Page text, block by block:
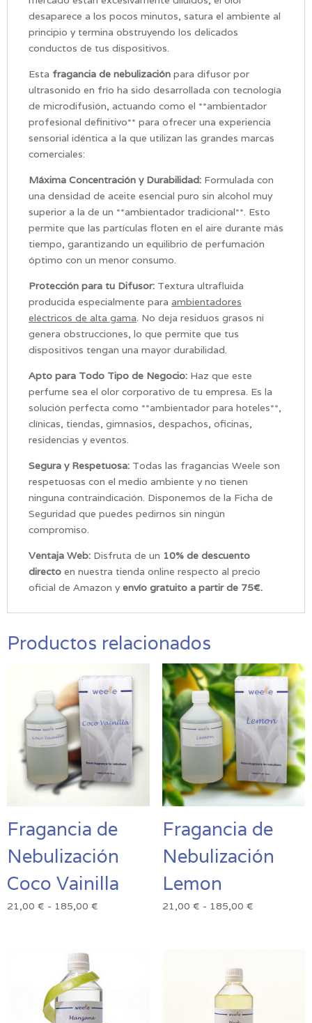
desaparece a los pocos minutos, satura el ambiente al
principio y termina obstruyendo los delicados
conductos de tus dispositivos.
Esta fragancia de nebulización para difusor por
ultrasonido en frío ha sido desarrollada con tecnología
de microdifusión, actuando como el **ambientador
profesional definitivo** para ofrecer una experiencia
sensorial idéntica a la que utilizan las grandes marcas
comerciales:
Máxima Concentración y Durabilidad: Formulada con
una densidad de aceite esencial puro sin alcohol muy
superior a la de un **ambientador tradicional**. Esto
permite que las partículas floten en el aire durante más
tiempo, garantizando un equilibrio de perfumación
óptimo con un menor consumo.
Protección para tu Difusor: Textura ultrafluida
producida especialmente para ambientadores
eléctricos de alta gama . No deja residuos grasos ni
genera obstrucciones, lo que permite que tus
dispositivos tengan una mayor durabilidad.
Apto para Todo Tipo de Negocio: Haz que este
perfume sea el olor corporativo de tu empresa. Es la
solución perfecta como **ambientador para hoteles**,
clínicas, tiendas, gimnasios, despachos, oficinas,
residencias y eventos.
Segura y Respetuosa: Todas las fragancias Weele son
respetuosas con el medio ambiente y no tienen
ninguna contraindicación. Disponemos de la Ficha de
Seguridad que puedes pedirnos sin ningún
compromiso.
Ventaja Web: Disfruta de un 10% de descuento
directo en nuestra tienda online respecto al precio
oficial de Amazon yenvío gratuito a partir de 75€.
Productos relacionados
Fragancia de
Nebulización
Coco Vainilla
21,00 € - 185,00 €
21,00 €
hasta
Fragancia de
Nebulización
Lemon
21,00 € - 185,00 €Rango
hasta
185,00 €